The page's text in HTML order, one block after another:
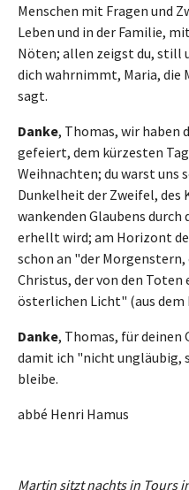
Menschen mit Fragen und
Leben und in der Familie,
Nöten; allen zeigst du, still
dich wahrnimmt, Maria, die
sagt.
Danke, Thomas, wir haben
gefeiert, dem kürzesten
Weihnachten; du warst uns
Dunkelheit der Zweifel, des
wankenden Glaubens
erhellt wird; am Horizont
schon an "der
Christus, der von den
österlichen Licht" (aus
Danke, Thomas, für deinen
damit ich "nicht ungläubig,
bleibe.
abbé Henri Hamus
Martin sitzt nachts in Tours